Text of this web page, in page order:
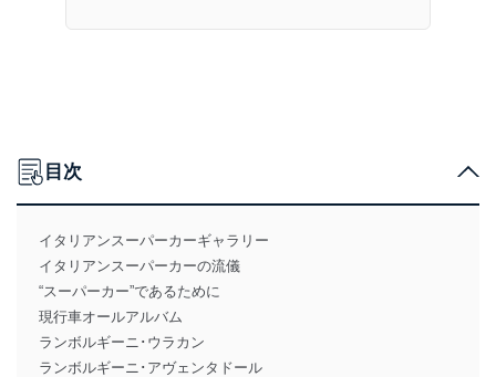
目次
イタリアンスーパーカーギャラリー
イタリアンスーパーカーの流儀
“スーパーカー”であるために
現行車オールアルバム
ランボルギーニ･ウラカン
ランボルギーニ･アヴェンタドール